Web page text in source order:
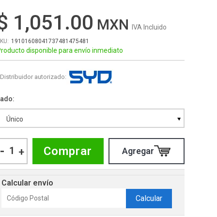
1,051.00 IVA Incluido
19101608041737481475481
disponible para envío inmediato
Distribuidor autorizado:
Único
- + Comprar
Calcular envío
Calcular